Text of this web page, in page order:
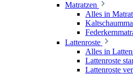
Matratzen
Alles in
Lattenroste
Alles in
Lattenroste
Lattenroste